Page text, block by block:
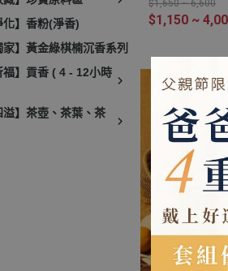
化】香粉(淨香)
家】黃金綠棋楠沉香系列
福】貢香 ( 4 - 12小時
溢】茶壺、茶葉、茶
不燙手 SGS檢
招財 祈福 納福
$1,650 ~ 6,600
$1,150 ~